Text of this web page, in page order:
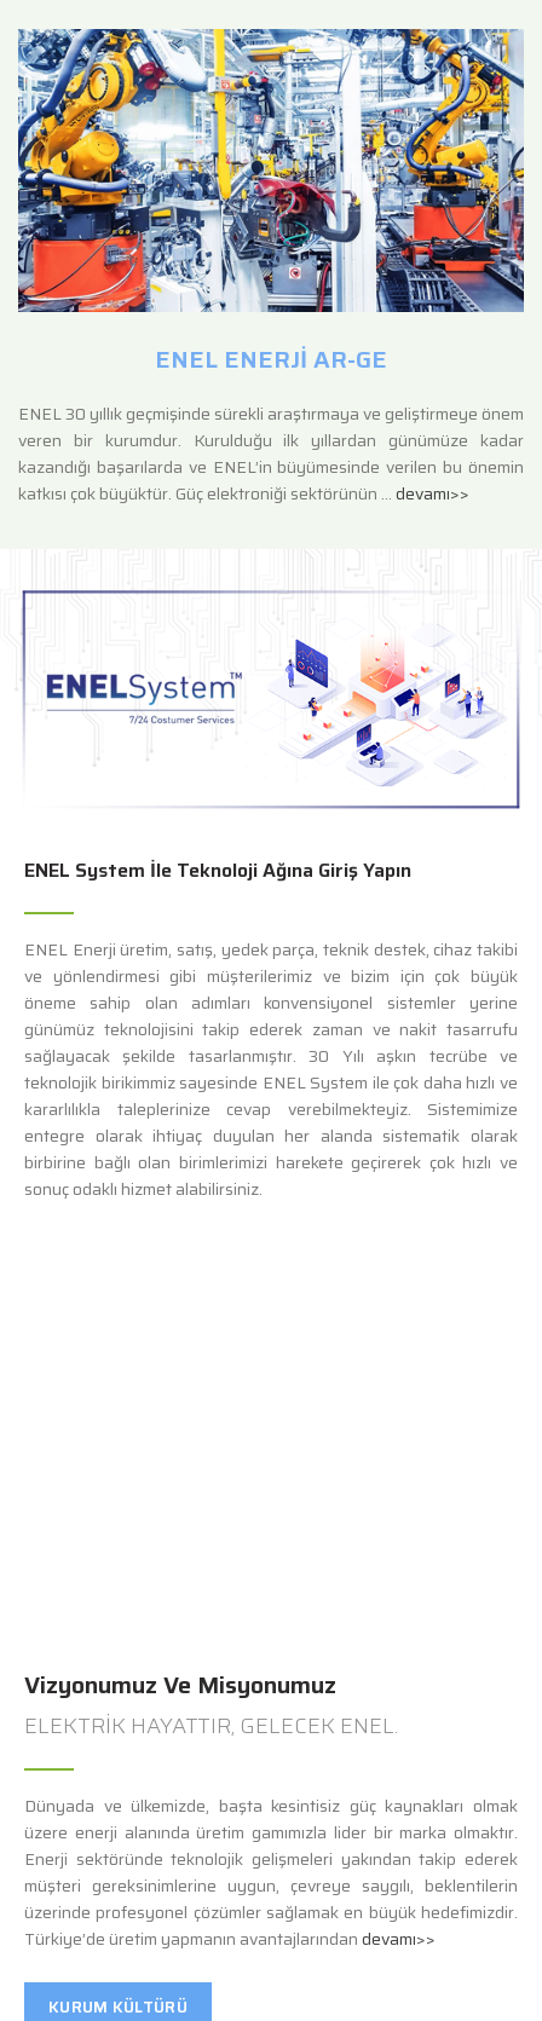
ENEL ENERJİ AR-GE
ENEL 30 yıllık geçmişinde sürekli araştırmaya ve geliştirmeye önem
veren bir kurumdur. Kurulduğu ilk yıllardan günümüze kadar
kazandığı başarılarda ve ENEL’in büyümesinde verilen bu önemin
katkısı çok büyüktür. Güç elektroniği sektörünün …devamı>>
ENEL System İle Teknoloji Ağına Giriş Yapın
ENEL Enerji üretim, satış, yedek parça, teknik destek, cihaz takibi
ve yönlendirmesi gibi müşterilerimiz ve bizim için çok büyük
öneme sahip olan adımları konvensiyonel sistemler yerine
günümüz teknolojisini takip ederek zaman ve nakit tasarrufu
sağlayacak şekilde tasarlanmıştır. 30 Yılı aşkın tecrübe ve
teknolojik birikimmiz sayesinde ENEL System ile çok daha hızlı ve
kararlılıkla taleplerinize cevap verebilmekteyiz. Sistemimize
entegre olarak ihtiyaç duyulan her alanda sistematik olarak
birbirine bağlı olan birimlerimizi harekete geçirerek çok hızlı ve
sonuç odaklı hizmet alabilirsiniz.
Vizyonumuz Ve Misyonumuz
ELEKTRİK HAYATTIR, GELECEK ENEL.
Dünyada ve ülkemizde, başta kesintisiz güç kaynakları olmak
üzere enerji alanında üretim gamımızla lider bir marka olmaktır.
Enerji sektöründe teknolojik gelişmeleri yakından takip ederek
müşteri gereksinimlerine uygun, çevreye saygılı, beklentilerin
üzerinde profesyonel çözümler sağlamak en büyük hedefimizdir.
Türkiye’de üretim yapmanın avantajlarındandevamı>>
KURUM KÜLTÜRÜ